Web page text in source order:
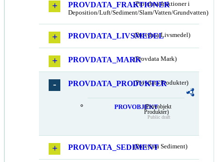
PROVDATA_FRAKTIONER
(Provdata fraktioner i
Deposition/Luft/Sediment/Slam/Vatten/Grundvatten)
PROVDATA_LIVSMEDEL
(Provdata Livsmedel)
PROVDATA_MARK(Provdata Mark)
PROVDATA_PRODUKTER
(Provdata Produkter)
PROVOBJEKT(Provobjekt
Produkter)
Public draft
PROVDATA_SEDIMENT(Provdata Sediment)